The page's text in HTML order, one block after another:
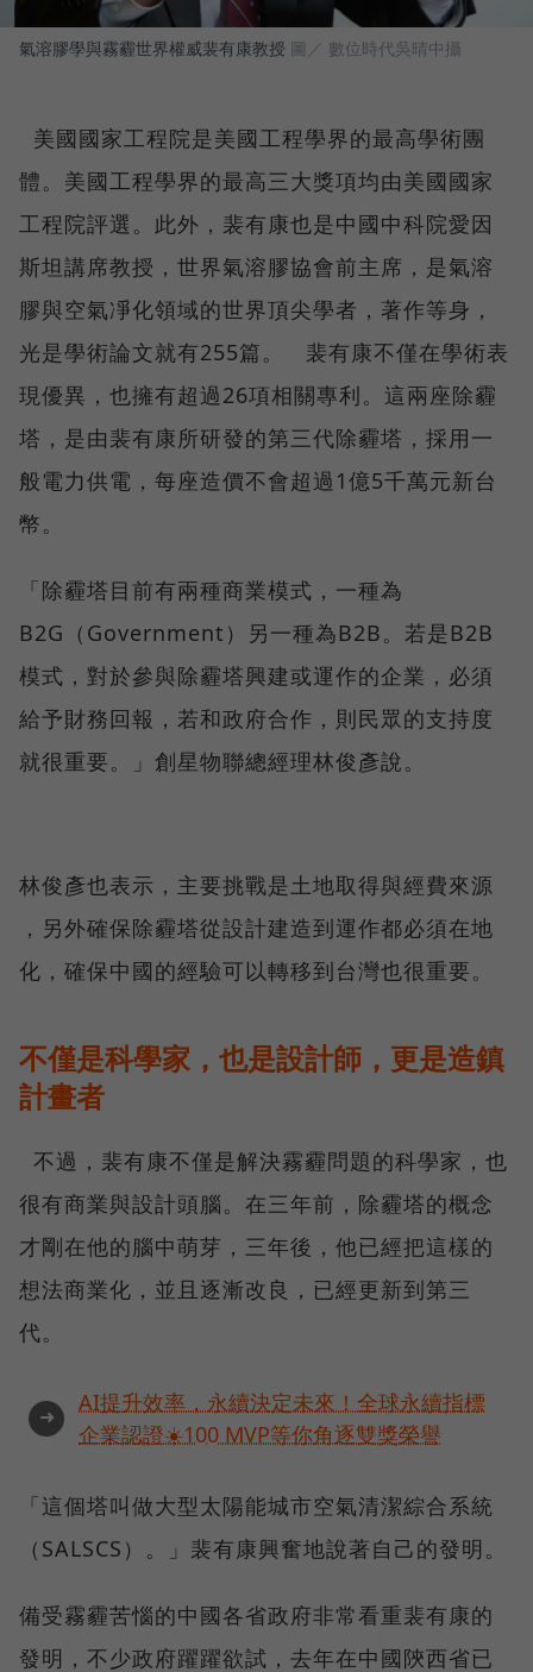
氣溶膠學與霧霾世界權威裴有康教授 圖／ 數位時代吳晴中攝
美國國家工程院是美國工程學界的最高學術團
體。美國工程學界的最高三大獎項均由美國國家
工程院評選。此外，裴有康也是中國中科院愛因
斯坦講席教授，世界氣溶膠協會前主席，是氣溶
膠與空氣凈化領域的世界頂尖學者，著作等身，
光是學術論文就有255篇。 裴有康不僅在學術表
現優異，也擁有超過26項相關專利。這兩座除霾
塔，是由裴有康所研發的第三代除霾塔，採用一
般電力供電，每座造價不會超過1億5千萬元新台
幣。
「除霾塔目前有兩種商業模式，一種為
B2G（Government）另一種為B2B。若是B2B
模式，對於參與除霾塔興建或運作的企業，必須
給予財務回報，若和政府合作，則民眾的支持度
就很重要。」創星物聯總經理林俊彥說。
林俊彥也表示，主要挑戰是土地取得與經費來源
，另外確保除霾塔從設計建造到運作都必須在地
化，確保中國的經驗可以轉移到台灣也很重要。
不僅是科學家，也是設計師，更是造鎮
計畫者
不過，裴有康不僅是解決霧霾問題的科學家，也
很有商業與設計頭腦。在三年前，除霾塔的概念
才剛在他的腦中萌芽，三年後，他已經把這樣的
想法商業化，並且逐漸改良，已經更新到第三
代。
➜
AI提升效率，永續決定未來！全球永續指標
企業認證☀️100 MVP等你角逐雙獎榮譽
「這個塔叫做大型太陽能城市空氣清潔綜合系統
（SALSCS）。」裴有康興奮地說著自己的發明。
備受霧霾苦惱的中國各省政府非常看重裴有康的
發明，不少政府躍躍欲試，去年在中國陝西省已